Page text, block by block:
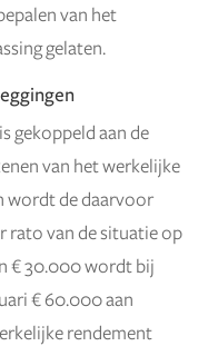
van het
gelaten.
gekoppeld aan de
van het werkelijke
wordt de daarvoor
rato van de situatie op
€ 30.000 wordt bij
€ 60.000 aan
rendement